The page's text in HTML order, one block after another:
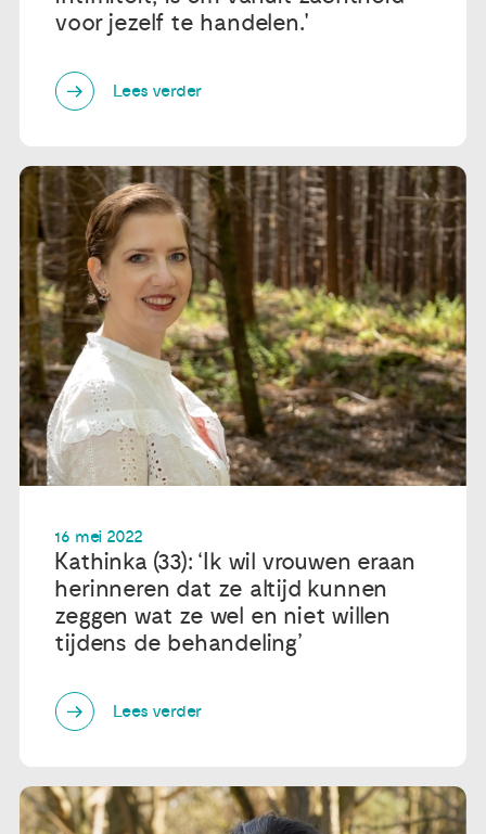
voor jezelf te handelen.'
Lees verder
16 mei 2022
Kathinka (33): ‘Ik wil vrouwen eraan
herinneren dat ze altijd kunnen
zeggen wat ze wel en niet willen
tijdens de behandeling’
Lees verder